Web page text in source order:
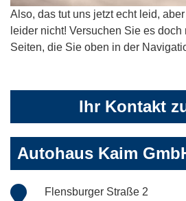
Also, das tut uns jetzt echt leid,
leider nicht! Versuchen Sie es
Seiten, die Sie oben in der
Ihr Kontakt
Autohaus Kaim
Flensburger Straße 2